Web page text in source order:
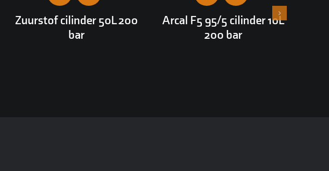
Zuurstof cilinder 50L 200
bar
Arcal F5 95/5 cilinder 10L
200 bar